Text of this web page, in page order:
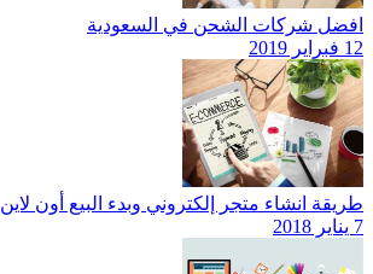
افضل شركات الشحن في السعودية
12 فبراير 2019
طريقة انشاء متجر إلكتروني وبدء البيع أون لاين
7 يناير 2018